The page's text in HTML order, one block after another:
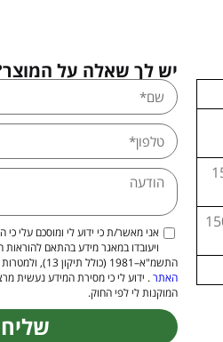
150
מעל 150
יש לך שאלה על
אני מאשר/ת כי ידוע לי ומוסכם עלי כי
ויעובדו במאגר מידע בהתאם
התשמ"א–1981 (כולל תיקון 13), ולמטרות המפורטות
האתר. ידוע לי כי מסירת המידע נעשית
המוקנות לי לפי החוק.